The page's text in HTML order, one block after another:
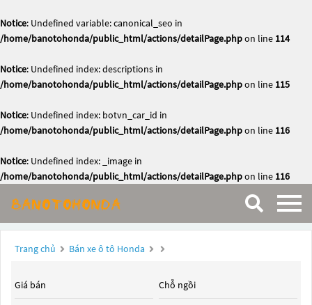
Notice: Undefined variable: canonical_seo in
/home/banotohonda/public_html/actions/detailPage.phpon line 114
Notice: Undefined index: descriptions in
/home/banotohonda/public_html/actions/detailPage.phpon line 115
Notice: Undefined index: botvn_car_id in
/home/banotohonda/public_html/actions/detailPage.phpon line 116
Notice: Undefined index: _image in
/home/banotohonda/public_html/actions/detailPage.phpon line 116
Trang chủ Bán xe ô tô Honda
Giá bán Chỗ ngồi